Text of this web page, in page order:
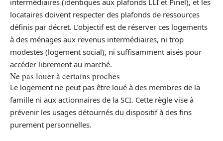
locataires doivent respecter des plafonds de ressources
définis par décret. L’objectif est de réserver ces logements
à des ménages aux revenus intermédiaires, ni trop
modestes (logement social), ni suffisamment aisés pour
accéder librement au marché.
Ne pas louer à certains proches
Le logement ne peut pas être loué à des membres de la
famille ni aux actionnaires de la SCI. Cette règle vise à
prévenir les usages détournés du dispositif à des fins
purement personnelles.